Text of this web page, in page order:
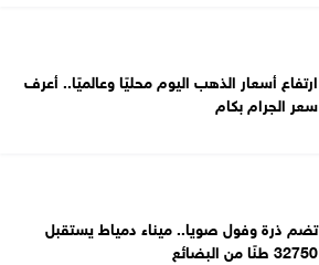
ارتفاع أسعار الذهب اليوم محليًا وعالميًا.. أعرف
سعر الجرام بكام
تضم ذرة وفول صويا.. ميناء دمياط يستقبل
32750 طنًا من البضائع